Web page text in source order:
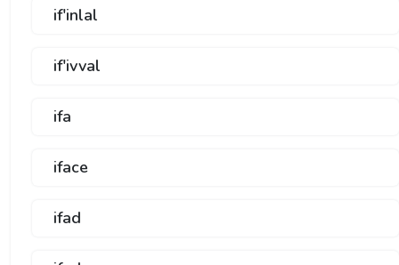
if'inlal
if'ivval
ifa
iface
ifad